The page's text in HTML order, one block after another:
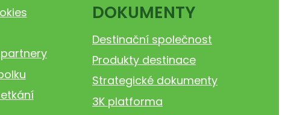
DOKUMENTY
Destinační společnost
Produkty destinace
Strategické dokumenty
3K platforma